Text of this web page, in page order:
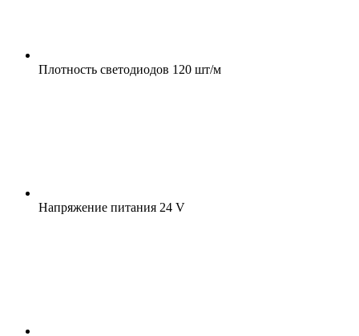
Плотность светодиодов 120 шт/м
Напряжение питания 24 V